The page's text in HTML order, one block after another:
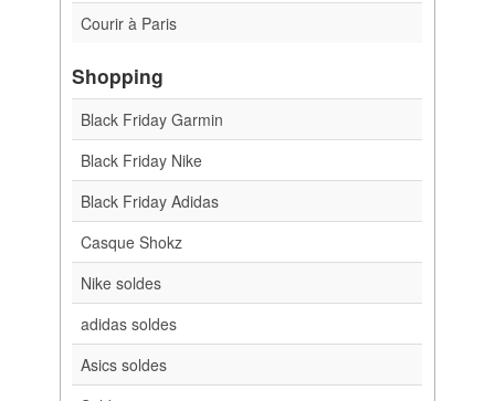
Courir à Paris
Shopping
Black Friday Garmin
Black Friday Nike
Black Friday Adidas
Casque Shokz
Nike soldes
adidas soldes
Asics soldes